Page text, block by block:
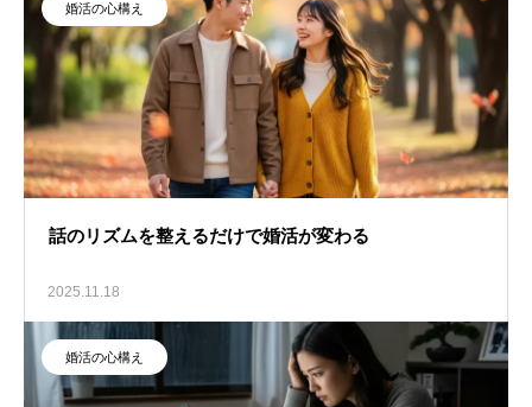
婚活の心構え
話のリズムを整えるだけで婚活が変わる
2025.11.18
婚活の心構え